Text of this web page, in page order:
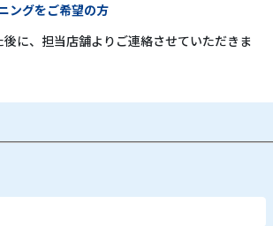
ングをご希望の方
後に、担当店舗よりご連絡させていただきま